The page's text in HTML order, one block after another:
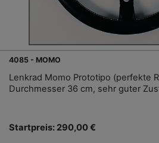
4085 - MOMO
Lenkrad Momo Prototipo (perfekte
Durchmesser 36 cm, sehr guter
Startpreis: 290,00 €